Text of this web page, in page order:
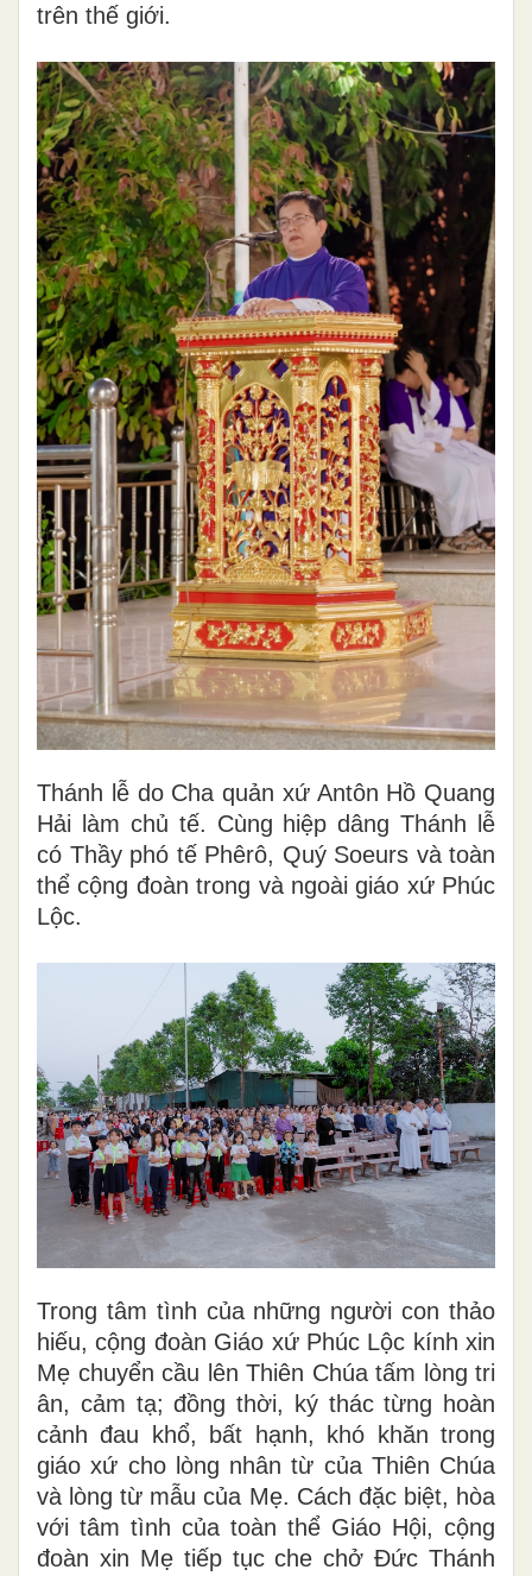
trên thế giới.
Thánh lễ do Cha quản xứ Antôn Hồ Quang
Hải làm chủ tế. Cùng hiệp dâng Thánh lễ
có Thầy phó tế Phêrô, Quý Soeurs và toàn
thể cộng đoàn trong và ngoài giáo xứ Phúc
Lộc.
Trong tâm tình của những người con thảo
hiếu, cộng đoàn Giáo xứ Phúc Lộc kính xin
Mẹ chuyển cầu lên Thiên Chúa tấm lòng tri
ân, cảm tạ; đồng thời, ký thác từng hoàn
cảnh đau khổ, bất hạnh, khó khăn trong
giáo xứ cho lòng nhân từ của Thiên Chúa
và lòng từ mẫu của Mẹ. Cách đặc biệt, hòa
với tâm tình của toàn thể Giáo Hội, cộng
đoàn xin Mẹ tiếp tục che chở Đức Thánh